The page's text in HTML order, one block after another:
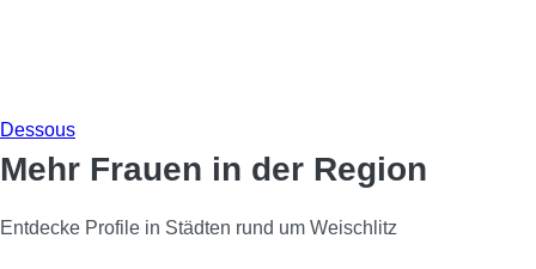
Dessous
Mehr Frauen in der Region
Entdecke Profile in Städten rund um Weischlitz